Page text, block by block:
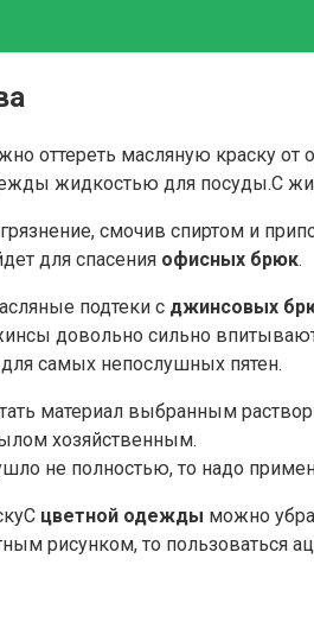
оттереть масляную краску
жидкостью для посуды.С
смочив спиртом и
для спасения офисных брюк.
подтеки с джинсовых
довольно сильно
самых непослушных пятен.
материал выбранным
хозяйственным.
не полностью, то надо
С цветной одежды можно
рисунком, то пользоваться